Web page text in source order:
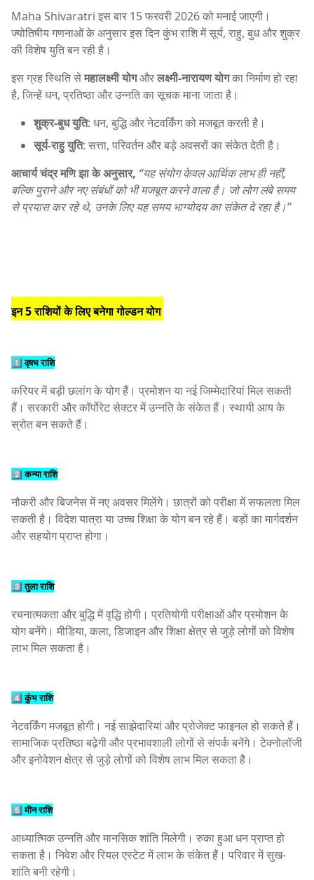
Maha Shivaratri इस बार 15 फरवरी 2026 को मनाई जाएगी।
ज्योतिषीय गणनाओं के अनुसार इस दिन कुंभ राशि में सूर्य, राहु, बुध और शुक्र
की विशेष युति बन रही है।
इस ग्रह स्थिति सेमहालक्ष्मी योगऔरलक्ष्मी-नारायण योगका निर्माण हो रहा
है, जिन्हें धन, प्रतिष्ठा और उन्नति का सूचक माना जाता है।
शुक्र-बुध युति: धन, बुद्धि और नेटवर्किंग को मजबूत करती है।
सूर्य-राहु युति: सत्ता, परिवर्तन और बड़े अवसरों का संकेत देती है।
आचार्य चंद्र मणि झा के अनुसार, “यह संयोग केवल आर्थिक लाभ ही नहीं,
बल्कि पुराने और नए संबंधों को भी मजबूत करने वाला है। जो लोग लंबे समय
से प्रयास कर रहे थे, उनके लिए यह समय भाग्योदय का संकेत दे रहा है।”
इन 5 राशियों के लिए बनेगा गोल्डनयोग
1️⃣ वृषभ राशि
करियर में बड़ी छलांग के योग हैं। प्रमोशन या नई जिम्मेदारियां मिल सकती
हैं। सरकारी और कॉर्पोरेट सेक्टर में उन्नति के संकेत हैं। स्थायी आय के
स्रोत बन सकते हैं।
2️⃣ कन्या राशि
नौकरी और बिजनेस में नए अवसर मिलेंगे। छात्रों को परीक्षा में सफलता मिल
सकती है। विदेश यात्रा या उच्च शिक्षा के योग बन रहे हैं। बड़ों का मार्गदर्शन
और सहयोग प्राप्त होगा।
3️⃣ तुला राशि
रचनात्मकता और बुद्धि में वृद्धि होगी। प्रतियोगी परीक्षाओं और प्रमोशन के
योग बनेंगे। मीडिया, कला, डिजाइन और शिक्षा क्षेत्र से जुड़े लोगों को विशेष
लाभ मिल सकता है।
4️⃣ कुंभ राशि
नेटवर्किंग मजबूत होगी। नई साझेदारियां और प्रोजेक्ट फाइनल हो सकते हैं।
सामाजिक प्रतिष्ठा बढ़ेगी और प्रभावशाली लोगों से संपर्क बनेंगे। टेक्नोलॉजी
और इनोवेशन क्षेत्र से जुड़े लोगों को विशेष लाभ मिल सकता है।
5️⃣ मीन राशि
आध्यात्मिक उन्नति और मानसिक शांति मिलेगी। रुका हुआ धन प्राप्त हो
सकता है। निवेश और रियल एस्टेट में लाभ के संकेत हैं। परिवार में सुख-
शांति बनी रहेगी।